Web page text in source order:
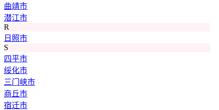
曲靖市
潜江市
R
日照市
S
四平市
绥化市
三门峡市
商丘市
宿迁市